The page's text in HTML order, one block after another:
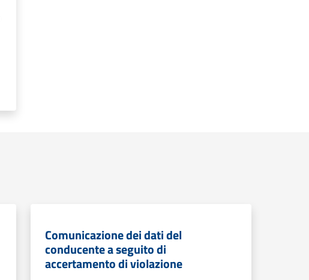
Comunicazione dei dati del
conducente a seguito di
accertamento di violazione